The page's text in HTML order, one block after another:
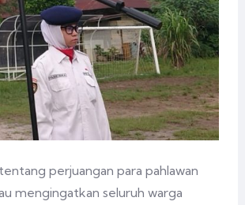
perjuangan para pahlawan
mengingatkan seluruh warga